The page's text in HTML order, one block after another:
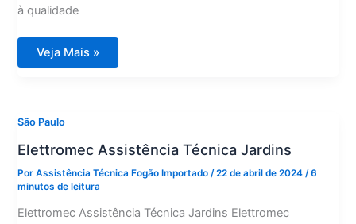
à qualidade
Elettromec
Assistência
Veja Mais »
São Paulo
Elettromec Assistência Técnica Jardins
PorAssistência Técnica Fogão Importado/22 de abril de 2024/6
minutos de leitura
Elettromec Assistência Técnica Jardins Elettromec